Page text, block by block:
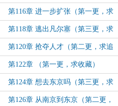
收藏）
第116章 进一步扩张（第一更，求
追读）
第118章 逃出凡尔塞（第三更，求
追读）
第120章 抢夺人才（第二更，求追
读）
第122章 （第一更，求收藏）
第124章 想去东京吗（第三更，求
收藏）
第126章 从南京到东京（第二更，